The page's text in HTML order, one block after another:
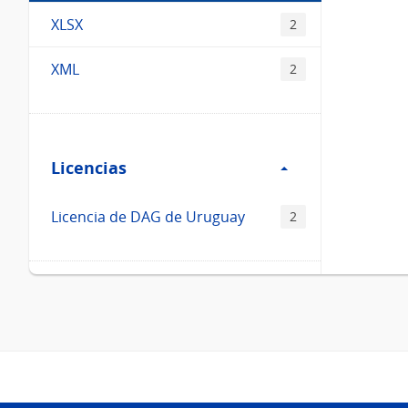
XLSX 2
XML 2
Licencias
Licencias
Licencia de DAG de Uruguay 2